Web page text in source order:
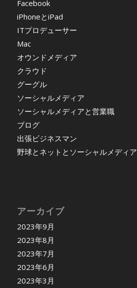
Facebook
iPhoneとiPad
ITプロデューサー
Mac
オウンドメディア
クラウド
グーグル
ソーシャルメディア
ソーシャルメディアと営業職
ブログ
出張ビジネスマン
野球とネットとソーシャルメディア
アーカイブ
2023年9月
2023年8月
2023年7月
2023年6月
2023年3月